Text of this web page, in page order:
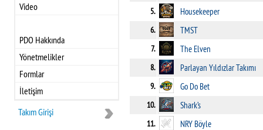
Video
PDO Hakkında
Yönetmelikler
Formlar
İletişim
Takım Girişi
5. Housekeeper
6. TMST
7. The Elven
8. Parlayan Yıldızlar Takımı
9. Go Do Bet
10. Shark’s
11. NRY Böyle